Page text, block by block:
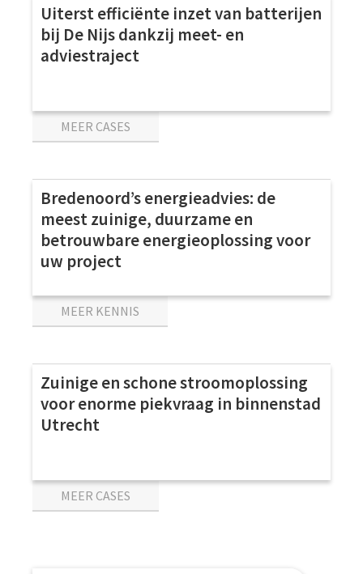
CASES
Uiterst efficiënte inzet van batterijen
bij De Nijs dankzij meet- en
adviestraject
MEER CASES
KENNIS
Bredenoord’s energieadvies: de
meest zuinige, duurzame en
betrouwbare energieoplossing voor
uw project
MEER KENNIS
CASES
Zuinige en schone stroomoplossing
voor enorme piekvraag in binnenstad
Utrecht
MEER CASES